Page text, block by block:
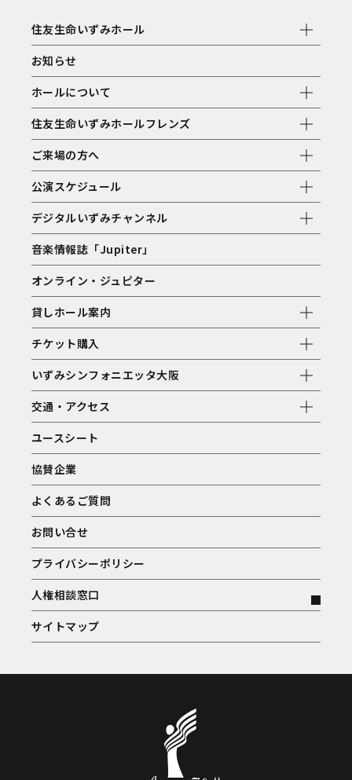
住友生命いずみホール
お知らせ
ホールについて
住友生命いずみホールフレンズ
ご来場の方へ
公演スケジュール
デジタルいずみチャンネル
音楽情報誌「Jupiter」
オンライン・ジュピター
貸しホール案内
チケット購入
いずみシンフォニエッタ大阪
交通・アクセス
ユースシート
協賛企業
よくあるご質問
お問い合せ
プライバシーポリシー
人権相談窓口
サイトマップ